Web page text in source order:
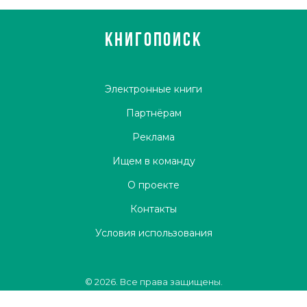
КНИГОПОИСК
Электронные книги
Партнёрам
Реклама
Ищем в команду
О проекте
Контакты
Условия использования
© 2026. Все права защищены.